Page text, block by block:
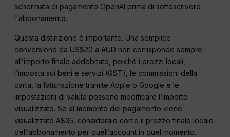
schermata di pagamento OpenAI prima di sottoscrivere
l'abbonamento.
Questa distinzione è importante. Una semplice
conversione da US$20 a AUD non corrisponde sempre
all’importo finale addebitato, poiché i prezzi locali,
l’imposta sui beni e servizi (GST), le commissioni della
carta, la fatturazione tramite Apple o Google e le
impostazioni di valuta possono modificare l’importo
visualizzato. Se al momento del pagamento viene
visualizzato A$35, consideralo come il prezzo finale locale
dell’abbonamento per quell’account in quel momento.